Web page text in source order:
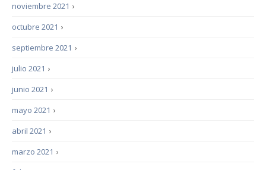
›
noviembre 2021
›
octubre 2021
›
septiembre 2021
›
julio 2021
›
junio 2021
›
mayo 2021
›
abril 2021
›
marzo 2021